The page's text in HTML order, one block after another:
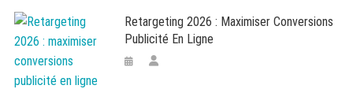
Retargeting 2026 : Maximiser Conversions
Publicité En Ligne